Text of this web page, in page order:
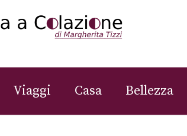
Viaggi Casa Bellezza